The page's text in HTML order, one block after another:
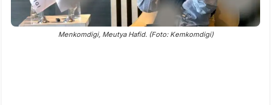
Menkomdigi, Meutya Hafid. (Foto: Kemkomdigi)